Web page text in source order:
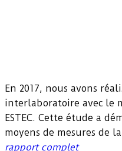
En 2017, nous avons
interlaboratoire avec le
ESTEC. Cette étude a
moyens de mesures de
rapport complet